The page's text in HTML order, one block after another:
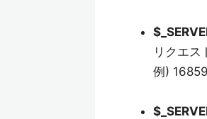
リクエス
例)